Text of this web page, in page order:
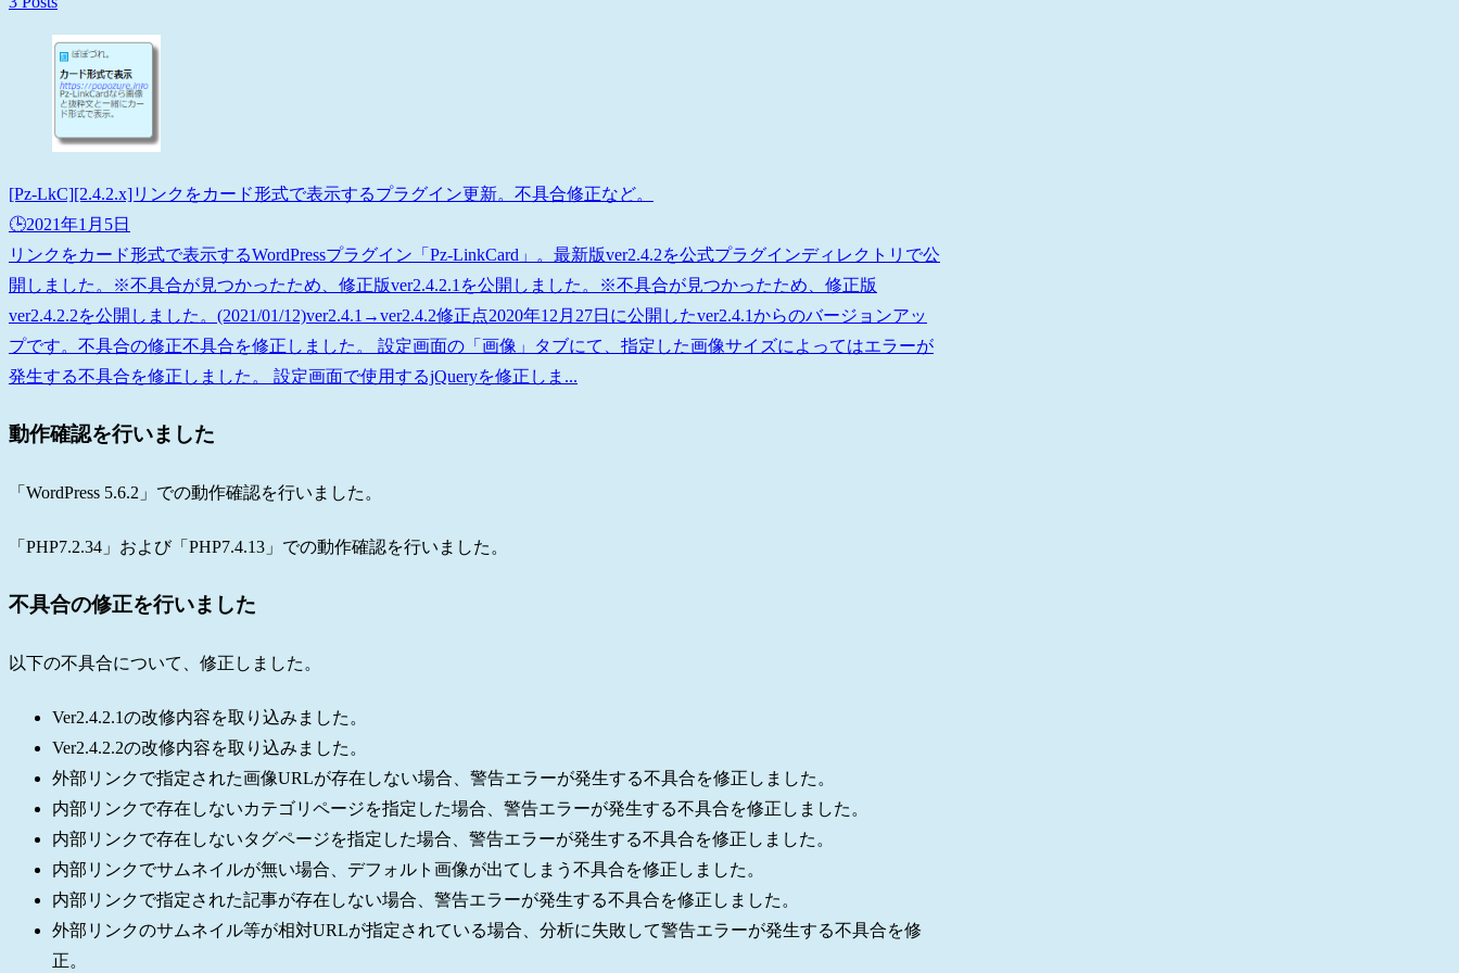
[Pz-LkC][2.4.2.x]リンクをカード形式で表示するプラグイン更新。不具合修正など。
🕒️2021年1月5日
リンクをカード形式で表示するWordPressプラグイン「Pz-LinkCard」。最新版ver2.4.2を公式プラグインディレクトリで公
開しました。※不具合が見つかったため、修正版ver2.4.2.1を公開しました。※不具合が見つかったため、修正版
ver2.4.2.2を公開しました。(2021/01/12)ver2.4.1→ver2.4.2修正点2020年12月27日に公開したver2.4.1からのバージョンアッ
プです。不具合の修正不具合を修正しました。 設定画面の「画像」タブにて、指定した画像サイズによってはエラーが
発生する不具合を修正しました。 設定画面で使用するjQueryを修正しま...
動作確認を行いました
「WordPress 5.6.2」での動作確認を行いました。
「PHP7.2.34」および「PHP7.4.13」での動作確認を行いました。
不具合の修正を行いました
以下の不具合について、修正しました。
Ver2.4.2.1の改修内容を取り込みました。
Ver2.4.2.2の改修内容を取り込みました。
外部リンクで指定された画像URLが存在しない場合、警告エラーが発生する不具合を修正しました。
内部リンクで存在しないカテゴリページを指定した場合、警告エラーが発生する不具合を修正しました。
内部リンクで存在しないタグページを指定した場合、警告エラーが発生する不具合を修正しました。
内部リンクでサムネイルが無い場合、デフォルト画像が出てしまう不具合を修正しました。
内部リンクで指定された記事が存在しない場合、警告エラーが発生する不具合を修正しました。
外部リンクのサムネイル等が相対URLが指定されている場合、分析に失敗して警告エラーが発生する不具合を修
正。